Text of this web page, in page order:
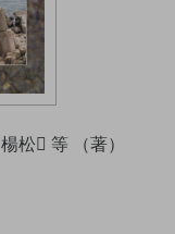
楊松 等 （著）